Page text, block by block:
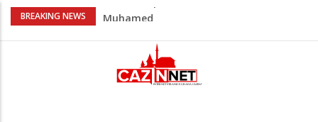
BREAKING NEWS
U Americi na Ahiret preselila Dervišević
Milionske odluke na sjednici Vlade USK:
Evo kome je dodijeljen novac
Američki kongresmeni traže od Trumpa: